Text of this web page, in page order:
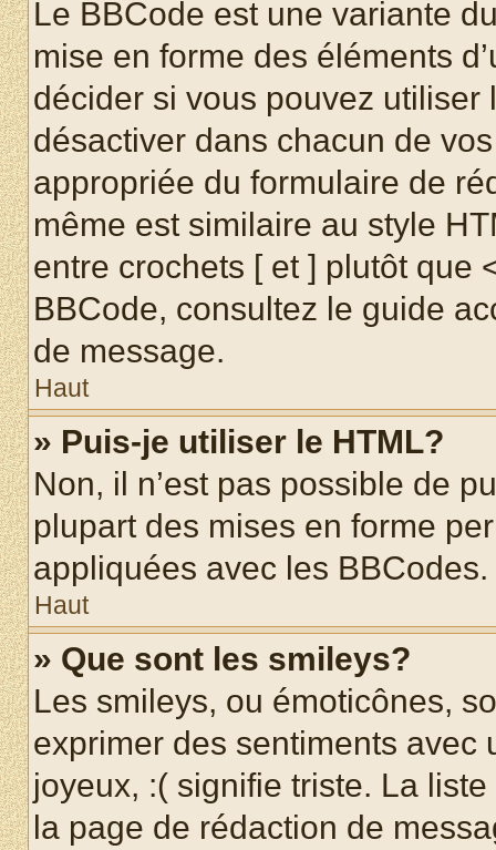
Le BBCode est une variante
mise en forme des éléments
décider si vous pouvez
désactiver dans chacun de
appropriée du formulaire de
même est similaire au style
entre crochets [ et ] plutôt que
BBCode, consultez le guide
de message.
Haut
» Puis-je utiliser le HTML?
Non, il n’est pas possible de
plupart des mises en forme
appliquées avec les BBCodes.
Haut
» Que sont les smileys?
Les smileys, ou émoticônes,
exprimer des sentiments avec
joyeux, :( signifie triste. La
la page de rédaction de